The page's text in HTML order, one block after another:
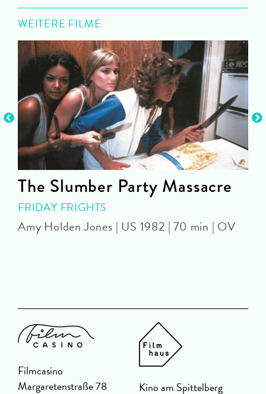
WEITERE FILME
The Slumber Party Massacre
FRIDAY FRIGHTS
Amy Holden Jones | US 1982 | 70 min | OV
Filmcasino
Margaretenstraße 78
Kino am Spittelberg